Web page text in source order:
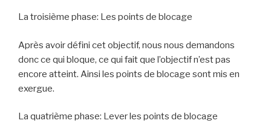
La troisième phase: Les points de blocage
Après avoir défini cet objectif, nous nous demandons
donc ce qui bloque, ce qui fait que l’objectif n’est pas
encore atteint. Ainsi les points de blocage sont mis en
exergue.
La quatrième phase: Lever les points de blocage